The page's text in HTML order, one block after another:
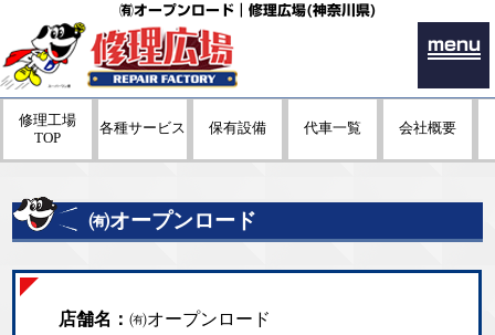
㈲オープンロード｜修理広場(神奈川県)
menu
修理工場
TOP
各種サービス 保有設備 代車一覧 会社概要
㈲オープンロード
店舗名：㈲オープンロード